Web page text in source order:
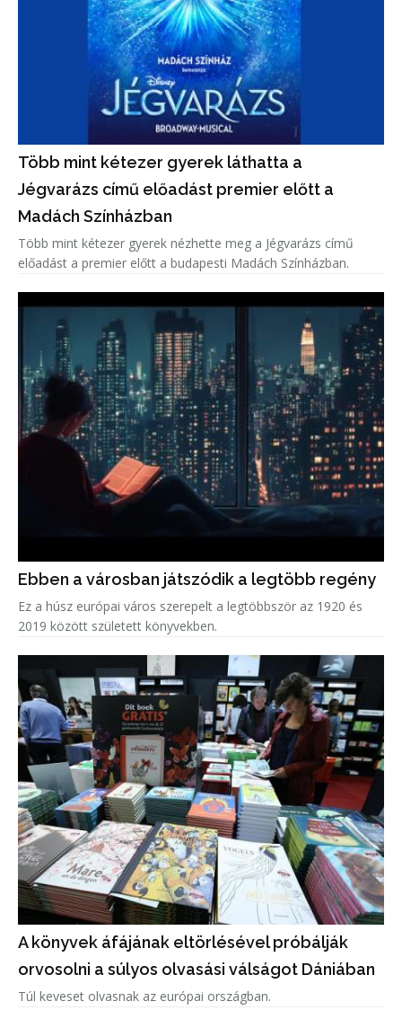
Több mint kétezer gyerek láthatta a
Jégvarázs című előadást premier előtt a
Madách Színházban
Több mint kétezer gyerek nézhette meg a Jégvarázs című
előadást a premier előtt a budapesti Madách Színházban.
Ebben a városban játszódik a legtöbb regény
Ez a húsz európai város szerepelt a legtöbbször az 1920 és
2019 között született könyvekben.
A könyvek áfájának eltörlésével próbálják
orvosolni a súlyos olvasási válságot Dániában
Túl keveset olvasnak az európai országban.